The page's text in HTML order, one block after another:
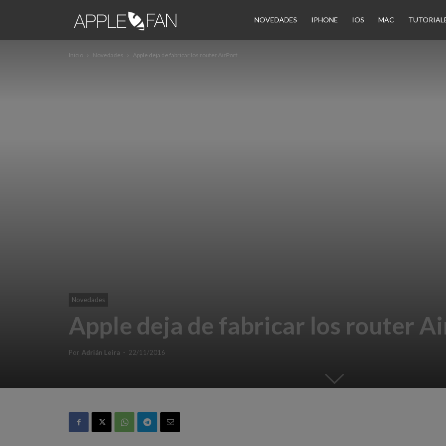
NOVEDADES IPHONE IOS MAC
Inicio Novedades Apple deja de fabricar los router AirPort
Novedades
Apple deja de fabricar los router
Por Adrián Leira - 22/11/2016